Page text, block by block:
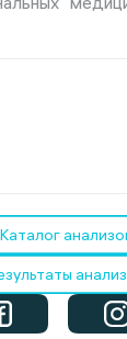
Каталог